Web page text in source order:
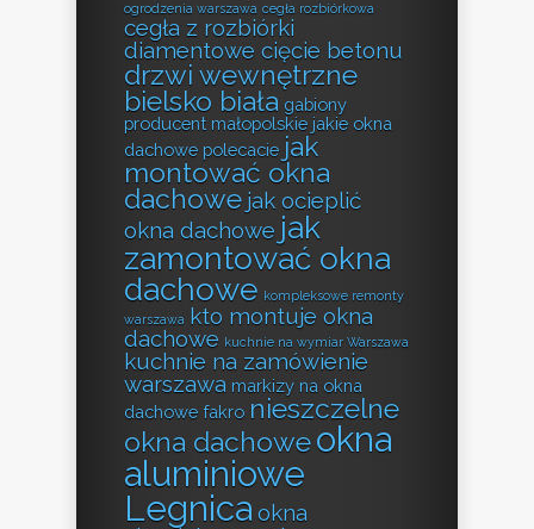
ogrodzenia warszawa cegła rozbiórkowa
cegła z rozbiórki
diamentowe cięcie betonu
drzwi wewnętrzne
bielsko biała gabiony
producent małopolskie jakie okna
dachowe polecacie jak
montować okna
dachowe jak ocieplić
okna dachowe jak
zamontować okna
dachowe kompleksowe remonty
warszawa kto montuje okna
dachowe kuchnie na wymiar Warszawa
kuchnie na zamówienie
warszawa markizy na okna
dachowe fakro nieszczelne
okna dachoweokna
aluminiowe
Legnica okna